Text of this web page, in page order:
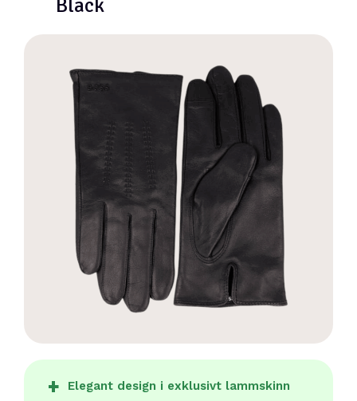
Black
Elegant design i exklusivt lammskinn